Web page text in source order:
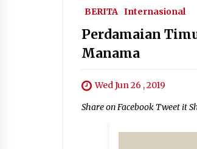
BERITA Internasional
Perdamaian
Manama
Wed Jun 26 , 2019
Share on Facebook Tweet it